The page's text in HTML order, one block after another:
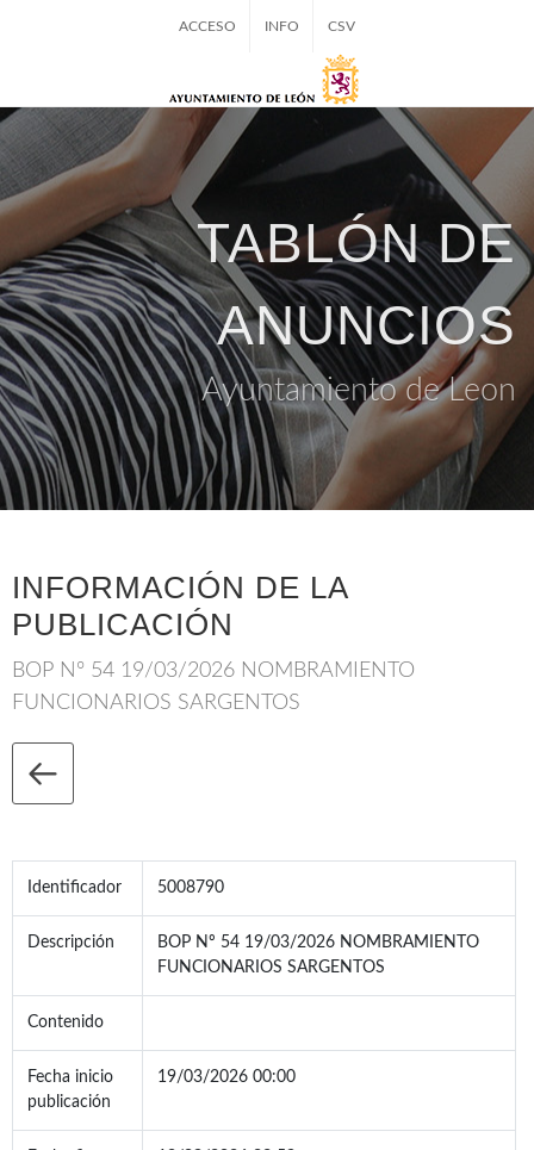
ACCESO INFO CSV
TABLÓN DE
ANUNCIOS
Ayuntamiento de Leon
INFORMACIÓN DE LA
PUBLICACIÓN
BOP Nº 54 19/03/2026 NOMBRAMIENTO
FUNCIONARIOS SARGENTOS
Identificador 5008790
Descripción
BOP Nº 54 19/03/2026 NOMBRAMIENTO
FUNCIONARIOS SARGENTOS
Contenido
Fecha inicio
publicación
19/03/2026 00:00